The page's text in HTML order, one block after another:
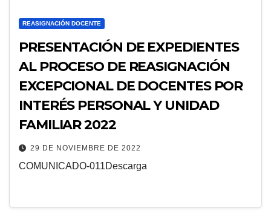
REASIGNACIÓN DOCENTE
PRESENTACIÓN DE EXPEDIENTES
AL PROCESO DE REASIGNACIÓN
EXCEPCIONAL DE DOCENTES POR
INTERÉS PERSONAL Y UNIDAD
FAMILIAR 2022
29 DE NOVIEMBRE DE 2022
COMUNICADO-011Descarga